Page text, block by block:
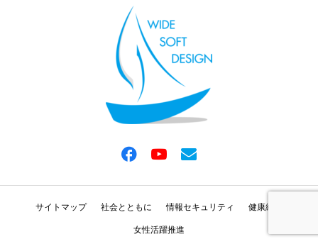
サイトマップ 社会とともに 情報セキュリティ 健康経営
女性活躍推進